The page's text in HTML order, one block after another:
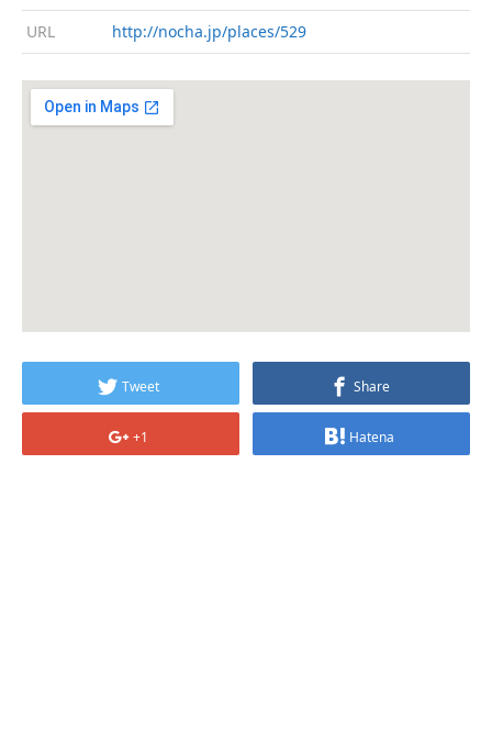
URL http://nocha.jp/places/529
Tweet Share
+1 Hatena